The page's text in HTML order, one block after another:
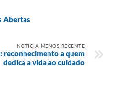
Abertas
NOTÍCIA MENOS RECENTE
reconhecimento a quem
dedica a vida ao cuidado